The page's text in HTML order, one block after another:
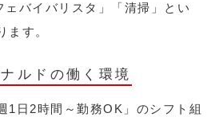
バイバリスタ」「清掃」とい
ます。
ルドの働く環境
1日2時間～勤務OK」のシフト組